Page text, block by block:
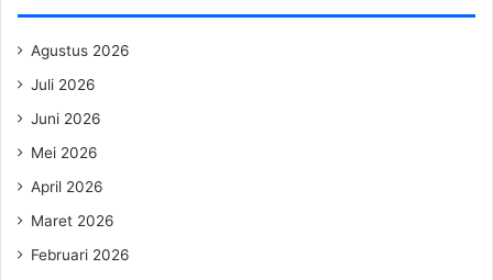
Agustus 2026
Juli 2026
Juni 2026
Mei 2026
April 2026
Maret 2026
Februari 2026